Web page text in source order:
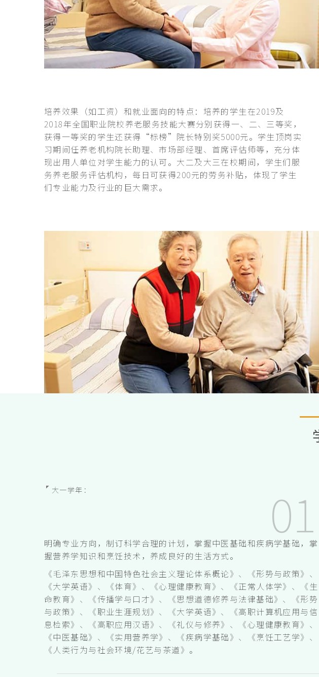
培养效果（如工资）和就业面向的特点：培养的学生在2019及
2018年全国职业院校养老服务技能大赛分别获得一、二、三等奖，
获得一等奖的学生还获得“标榜”院长特别奖5000元。学生顶岗实
习期间任养老机构院长助理、市场部经理、首席评估师等，充分体
现出用人单位对学生能力的认可。大二及大三在校期间，学生们服
务养老服务评估机构，每日可获得200元的劳务补贴，体现了学生
们专业能力及行业的巨大需求。
大一学年：
明确专业方向，制订科学合理的计划，掌握中医基础和疾病学基础，掌
握营养学知识和烹饪技术，养成良好的生活方式。
《毛泽东思想和中国特色社会主义理论体系概论》、《形势与政策》、
《大学英语》、《体育》、《心理健康教育》、《正常人体学》、《生
命教育》、《传播学与口才》、《思想道德修养与法律基础》、《形势
与政策》、《职业生涯规划》、《大学英语》、《高职计算机应用与信
息检索》、《高职应用汉语》、《礼仪与修养》、《心理健康教育》、
《中医基础》、《实用营养学》、《疾病学基础》、《烹饪工艺学》、
《人类行为与社会环境/花艺与茶道》。